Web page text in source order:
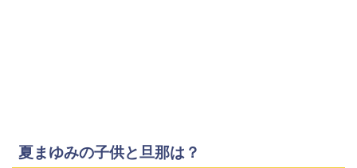
夏まゆみの子供と旦那は？